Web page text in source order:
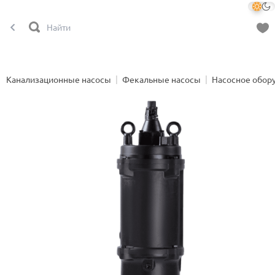
Канализационные насосы Фекальные насосы Насосное